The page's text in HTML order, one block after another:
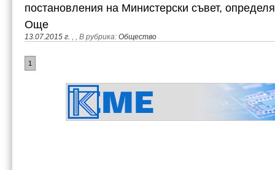
постановления на Министерски съвет,
13.07.2015 г. , , В рубрика: Общество
Още
1